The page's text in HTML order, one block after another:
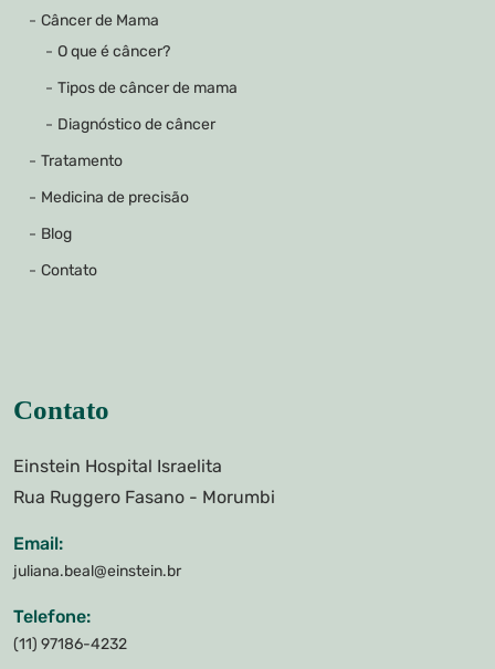
Câncer de Mama
O que é câncer?
Tipos de câncer de mama
Diagnóstico de câncer
Tratamento
Medicina de precisão
Blog
Contato
Contato
Einstein Hospital Israelita
Rua Ruggero Fasano - Morumbi
Email:
juliana.beal@einstein.br
Telefone:
(11) 97186-4232